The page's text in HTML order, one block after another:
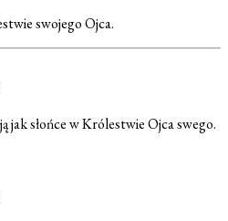
swojego Ojca.
jak słońce w Królestwie Ojca swego.